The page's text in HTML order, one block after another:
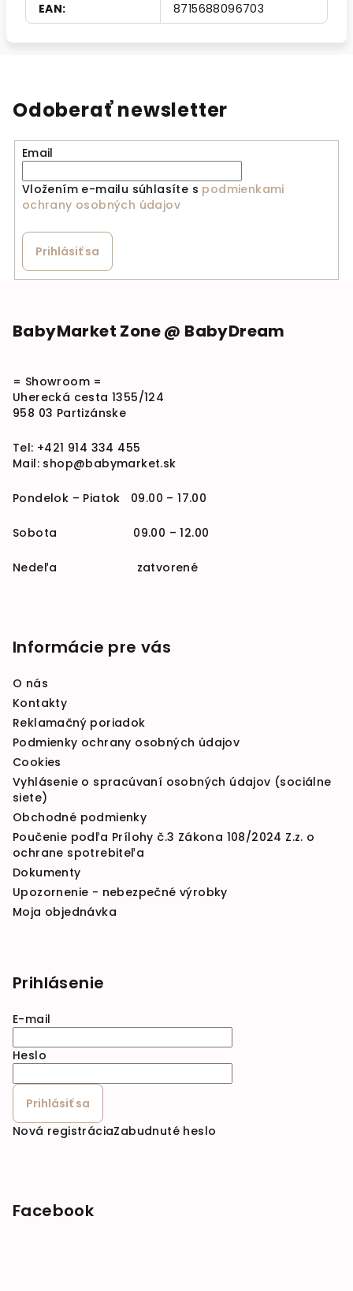
EAN: 8715688096703
Odoberať newsletter
Email
Vložením e-mailu súhlasíte s podmienkami
ochrany osobných údajov
Prihlásiť sa
BabyMarket Zone @ BabyDream
= Showroom =
Uherecká cesta 1355/124
958 03 Partizánske
Tel: +421 914 334 455
Mail: shop@babymarket.sk
Pondelok – Piatok 09.00 – 17.00
Sobota 09.00 – 12.00
Nedeľa zatvorené
Informácie pre vás
O nás
Kontakty
Reklamačný poriadok
Podmienky ochrany osobných údajov
Cookies
Vyhlásenie o spracúvaní osobných údajov (sociálne
siete)
Obchodné podmienky
Poučenie podľa Prílohy č.3 Zákona 108/2024 Z.z. o
ochrane spotrebiteľa
Dokumenty
Upozornenie - nebezpečné výrobky
Moja objednávka
Prihlásenie
E-mail
Heslo
Prihlásiť sa
Nová registráciaZabudnuté heslo
Facebook